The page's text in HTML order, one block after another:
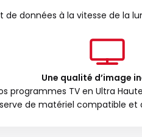
données à la vitesse de la
Une qualité d’image
programmes TV en Ultra
de matériel compatible et